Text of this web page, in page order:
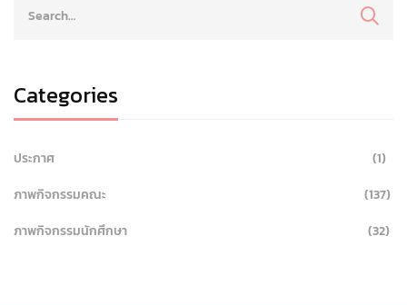
Categories
ประกาศ
(1)
ภาพกิจกรรมคณะ
(137)
ภาพกิจกรรมนักศึกษา
(32)